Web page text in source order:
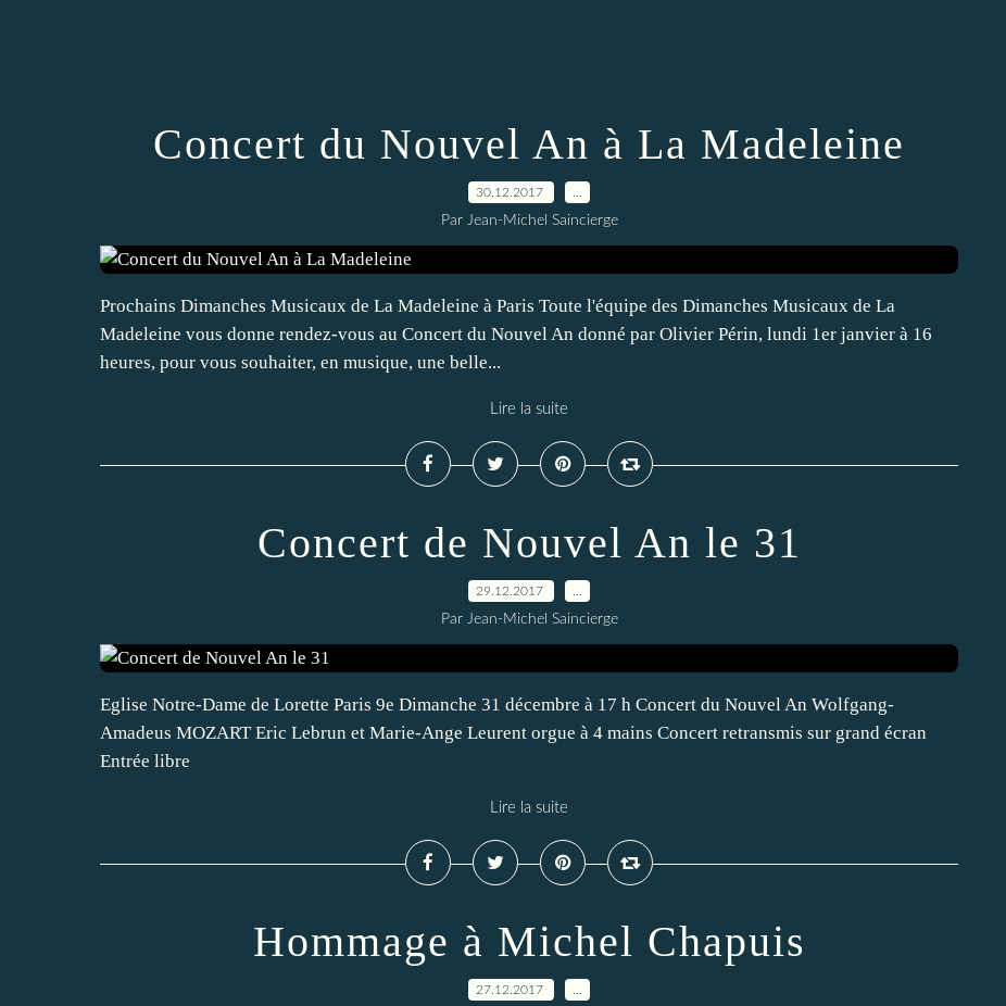
Concert du Nouvel An à La Madeleine
30.12.2017
Par Jean-Michel Saincierge
Prochains Dimanches Musicaux de La Madeleine à Paris Toute l'équipe des Dimanches Musicaux de La
Madeleine vous donne rendez-vous au Concert du Nouvel An donné par Olivier Périn, lundi 1er janvier à 16
heures, pour vous souhaiter, en musique, une belle...
Lire la suite
Concert de Nouvel An le 31
29.12.2017
Par Jean-Michel Saincierge
Eglise Notre-Dame de Lorette Paris 9e Dimanche 31 décembre à 17 h Concert du Nouvel An Wolfgang-
Amadeus MOZART Eric Lebrun et Marie-Ange Leurent orgue à 4 mains Concert retransmis sur grand écran
Entrée libre
Lire la suite
Hommage à Michel Chapuis
27.12.2017